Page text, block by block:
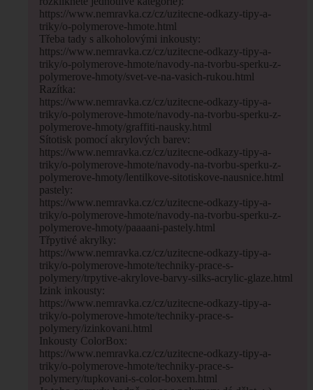
https://www.nemravka.cz/cz/uzitecne-odkazy-tipy-a-
triky/o-polymerove-hmote.html
Třeba tady s alkoholovými inkousty:
https://www.nemravka.cz/cz/uzitecne-odkazy-tipy-a-
triky/o-polymerove-hmote/navody-na-tvorbu-sperku-z-
polymerove-hmoty/svet-ve-na-vasich-rukou.html
Razítka:
https://www.nemravka.cz/cz/uzitecne-odkazy-tipy-a-
triky/o-polymerove-hmote/navody-na-tvorbu-sperku-z-
polymerove-hmoty/graffiti-nausky.html
Sítotisk pomocí akrylových barev:
https://www.nemravka.cz/cz/uzitecne-odkazy-tipy-a-
triky/o-polymerove-hmote/navody-na-tvorbu-sperku-z-
polymerove-hmoty/lentilkove-sitotiskove-nausnice.html
pastely:
https://www.nemravka.cz/cz/uzitecne-odkazy-tipy-a-
triky/o-polymerove-hmote/navody-na-tvorbu-sperku-z-
polymerove-hmoty/paaaani-pastely.html
Třpytivé akrylky:
https://www.nemravka.cz/cz/uzitecne-odkazy-tipy-a-
triky/o-polymerove-hmote/techniky-prace-s-
polymery/trpytive-akrylove-barvy-silks-acrylic-glaze.html
Izink inkousty:
https://www.nemravka.cz/cz/uzitecne-odkazy-tipy-a-
triky/o-polymerove-hmote/techniky-prace-s-
polymery/izinkovani.html
Inkousty ColorBox:
https://www.nemravka.cz/cz/uzitecne-odkazy-tipy-a-
triky/o-polymerove-hmote/techniky-prace-s-
polymery/tupkovani-s-color-boxem.html